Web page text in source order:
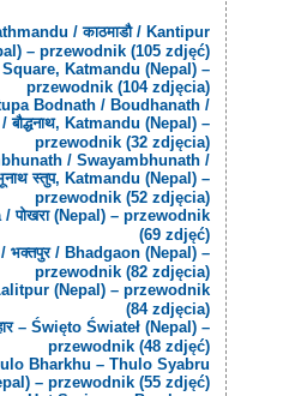
/ काठमाडौ / Kantipur
– przewodnik (105 zdjęć)
Katmandu (Nepal) –
przewodnik (104 zdjęcia)
Bodnath / Boudhanath /
बौद्धनाथ, Katmandu (Nepal) –
przewodnik (32 zdjęcia)
/ Swayambhunath /
स्तुप, Katmandu (Nepal) –
przewodnik (52 zdjęcia)
/ पोखरा (Nepal) – przewodnik
(69 zdjęć)
भक्तपुर / Bhadgaon (Nepal) –
przewodnik (82 zdjęcia)
(Nepal) – przewodnik
(84 zdjęcia)
– Święto Świateł (Nepal) –
przewodnik (48 zdjęć)
Bharkhu – Thulo Syabru
– przewodnik (55 zdjęć)